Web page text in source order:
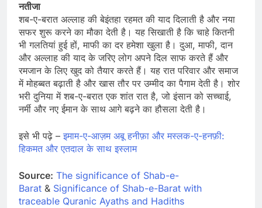
नतीजा
शब-ए-बरात अल्लाह की बेइंतहा रहमत की याद दिलाती है और नया
सफर शुरू करने का मौका देती है। यह सिखाती है कि चाहे कितनी
भी गलतियां हुई हों, माफी का दर हमेशा खुला है। दुआ, माफी, दान
और अल्लाह की याद के जरिए लोग अपने दिल साफ करते हैं और
रमजान के लिए खुद को तैयार करते हैं। यह रात परिवार और समाज
में मोहब्बत बढ़ाती है और खास तौर पर उम्मीद का पैगाम देती है। शोर
भरी दुनिया में शब-ए-बरात एक शांत रात है, जो इंसान को सच्चाई,
नर्मी और नए ईमान के साथ आगे बढ़ने का हौसला देती है।
इसे भी पढ़े –इमाम-ए-आज़म अबू हनीफ़ा और मस्लक-ए-हनफ़ी:
हिकमत और एतदाल के साथ इस्लाम
Source: The significance of Shab-e-
Barat & Significance of Shab-e-Barat with
traceable Quranic Ayaths and Hadiths